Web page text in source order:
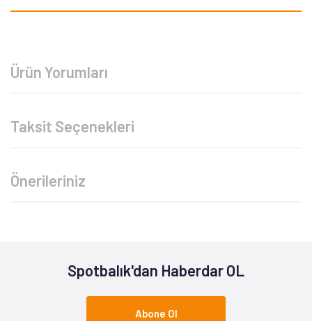
Ürün Yorumları
Taksit Seçenekleri
Önerileriniz
Spotbalık'dan Haberdar OL
Abone Ol